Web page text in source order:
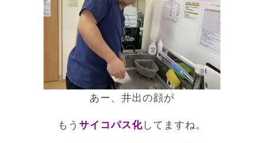
あー、井出の顔が
もう サイコパス化してますね。